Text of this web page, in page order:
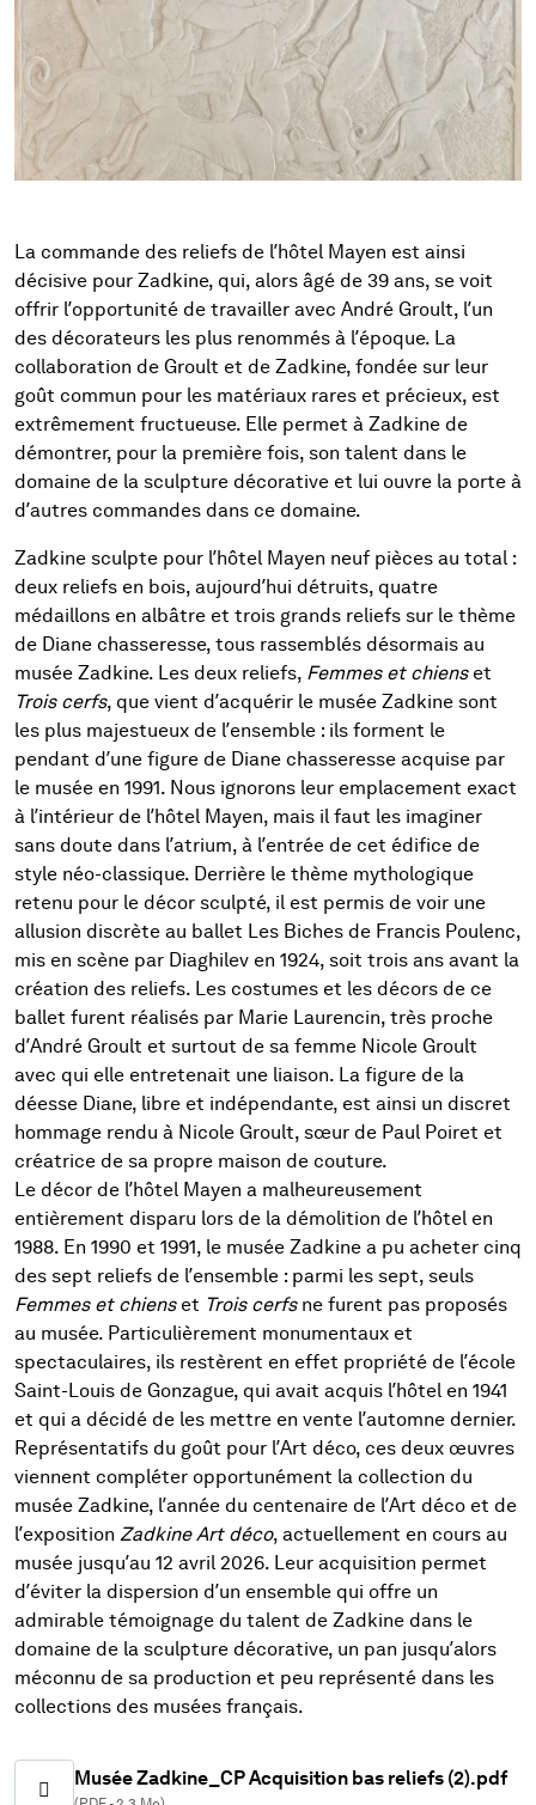
La commande des reliefs de l’hôtel Mayen est ainsi
décisive pour Zadkine, qui, alors âgé de 39 ans, se voit
offrir l’opportunité de travailler avec André Groult, l’un
des décorateurs les plus renommés à l’époque. La
collaboration de Groult et de Zadkine, fondée sur leur
goût commun pour les matériaux rares et précieux, est
extrêmement fructueuse. Elle permet à Zadkine de
démontrer, pour la première fois, son talent dans le
domaine de la sculpture décorative et lui ouvre la porte à
d’autres commandes dans ce domaine.
Zadkine sculpte pour l’hôtel Mayen neuf pièces au total :
deux reliefs en bois, aujourd’hui détruits, quatre
médaillons en albâtre et trois grands reliefs sur le thème
de Diane chasseresse, tous rassemblés désormais au
musée Zadkine. Les deux reliefs, Femmes et chienset
Trois cerfs, que vient d’acquérir le musée Zadkine sont
les plus majestueux de l’ensemble : ils forment le
pendant d’une figure de Diane chasseresse acquise par
le musée en 1991. Nous ignorons leur emplacement exact
à l’intérieur de l’hôtel Mayen, mais il faut les imaginer
sans doute dans l’atrium, à l’entrée de cet édifice de
style néo-classique. Derrière le thème mythologique
retenu pour le décor sculpté, il est permis de voir une
allusion discrète au ballet Les Biches de Francis Poulenc,
mis en scène par Diaghilev en 1924, soit trois ans avant la
création des reliefs. Les costumes et les décors de ce
ballet furent réalisés par Marie Laurencin, très proche
d’André Groult et surtout de sa femme Nicole Groult
avec qui elle entretenait une liaison. La figure de la
déesse Diane, libre et indépendante, est ainsi un discret
hommage rendu à Nicole Groult, sœur de Paul Poiret et
créatrice de sa propre maison de couture.
Le décor de l’hôtel Mayen a malheureusement
entièrement disparu lors de la démolition de l’hôtel en
1988. En 1990 et 1991, le musée Zadkine a pu acheter cinq
des sept reliefs de l’ensemble : parmi les sept, seuls
Femmes et chienset Trois cerfsne furent pas proposés
au musée. Particulièrement monumentaux et
spectaculaires, ils restèrent en effet propriété de l’école
Saint-Louis de Gonzague, qui avait acquis l’hôtel en 1941
et qui a décidé de les mettre en vente l’automne dernier.
Représentatifs du goût pour l’Art déco, ces deux œuvres
viennent compléter opportunément la collection du
musée Zadkine, l’année du centenaire de l’Art déco et de
l’exposition Zadkine Art déco, actuellement en cours au
musée jusqu’au 12 avril 2026. Leur acquisition permet
d’éviter la dispersion d’un ensemble qui offre un
admirable témoignage du talent de Zadkine dans le
domaine de la sculpture décorative, un pan jusqu’alors
méconnu de sa production et peu représenté dans les
collections des musées français.
Musée Zadkine_CP Acquisition bas reliefs (2).pdf